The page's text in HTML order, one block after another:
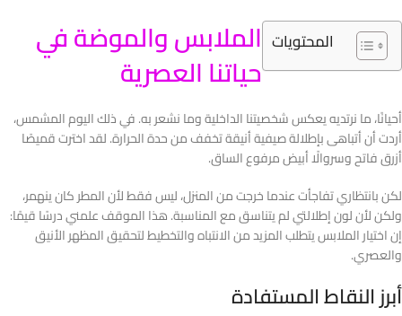
المحتويات الملابس والموضة في
حياتنا العصرية
أحيانًا، ما نرتديه يعكس شخصيتنا الداخلية وما نشعر به. في ذلك اليوم المشمس،
أردت أن أتباهى بإطلالة صيفية أنيقة تخفف من حدة الحرارة. لقد اخترت قميصًا
أزرق فاتح وسروالًا أبيض مرفوع الساق.
لكن بانتظاري تفاجأت عندما خرجت من المنزل، ليس فقط لأن المطر كان ينهمر،
ولكن لأن لون إطلالتي لم يتناسق مع المناسبة. هذا الموقف علمني درسًا قيمًا:
إن اختيار الملابس يتطلب المزيد من الانتباه والتخطيط لتحقيق المظهر الأنيق
والعصري.
أبرز النقاط المستفادة